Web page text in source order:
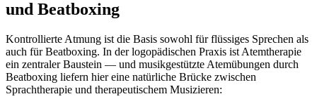
und Beatboxing
Kontrollierte Atmung ist die Basis sowohl für flüssiges Sprechen als
auch für Beatboxing. In der logopädischen Praxis ist Atemtherapie
ein zentraler Baustein — und musikgestützte Atemübungen durch
Beatboxing liefern hier eine natürliche Brücke zwischen
Sprachtherapie und therapeutischem Musizieren: